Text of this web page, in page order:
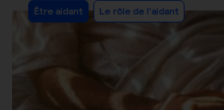
Être aidant Le rôle de l'aidant